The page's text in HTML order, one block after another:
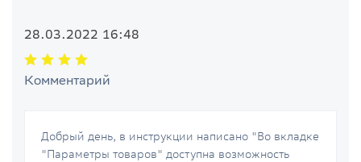
28.03.2022 16:48
Комментарий
Добрый день, в инструкции написано "Во вкладке
"Параметры товаров" доступна возможность